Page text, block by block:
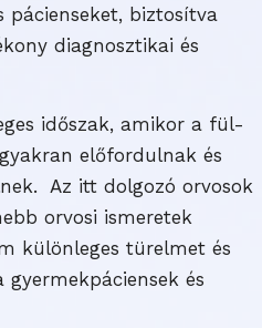
pácienseket, biztosítva
diagnosztikai és
időszak, amikor a fül-
előfordulnak és
Az itt dolgozó orvosok
orvosi ismeretek
különleges türelmet és
és